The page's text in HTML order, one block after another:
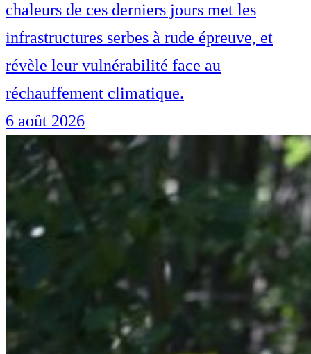
chaleurs de ces derniers jours met les
infrastructures serbes à rude épreuve, et
révèle leur vulnérabilité face au
réchauffement climatique.
6 août 2026